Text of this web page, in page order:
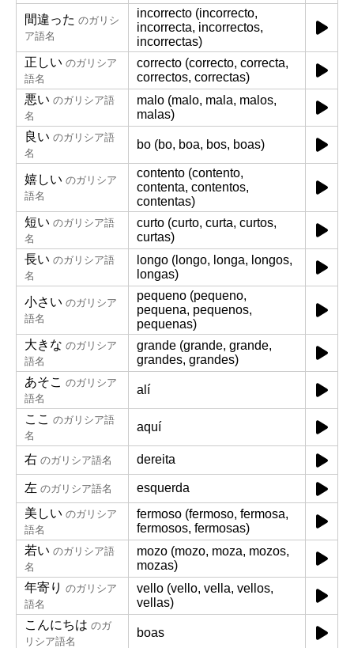
間違った のガリシ
ア語名
incorrecto (incorrecto,
incorrecta, incorrectos,
incorrectas)
正しい のガリシア
語名
correcto (correcto, correcta,
correctos, correctas)
悪い のガリシア語
名
malo (malo, mala, malos,
malas)
良い のガリシア語
名
bo (bo, boa, bos, boas)
嬉しい のガリシア
語名
contento (contento,
contenta, contentos,
contentas)
短い のガリシア語
名
curto (curto, curta, curtos,
curtas)
長い のガリシア語
名
longo (longo, longa, longos,
longas)
小さい のガリシア
語名
pequeno (pequeno,
pequena, pequenos,
pequenas)
大きな のガリシア
語名
grande (grande, grande,
grandes, grandes)
あそこ のガリシア
語名
alí
ここ のガリシア語
名
aquí
右 のガリシア語名 dereita
左 のガリシア語名
esquerda
美しい のガリシア
語名
fermoso (fermoso, fermosa,
fermosos, fermosas)
若い のガリシア語
名
mozo (mozo, moza, mozos,
mozas)
年寄り のガリシア
語名
vello (vello, vella, vellos,
vellas)
こんにちは のガ
リシア語名
boas